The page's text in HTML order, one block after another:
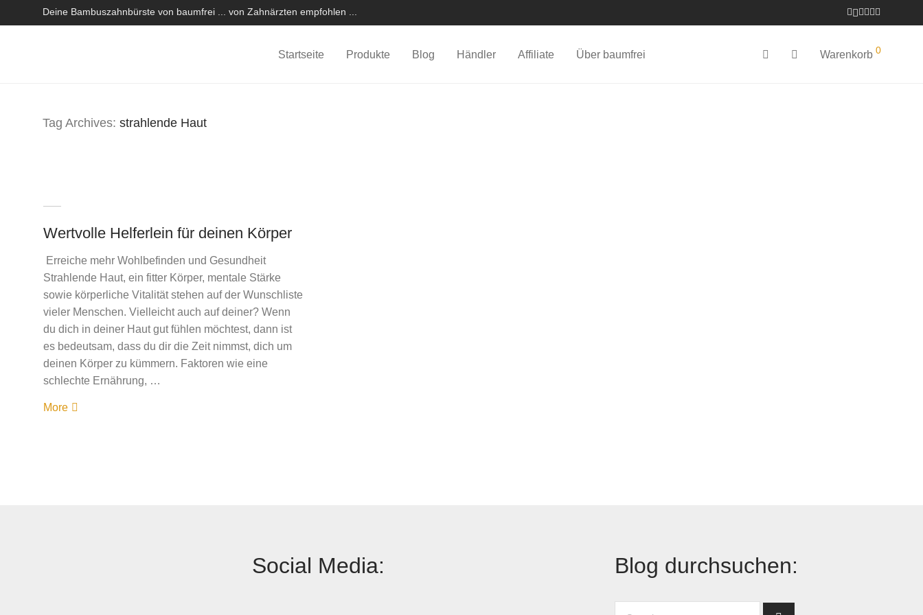
Deine Bambuszahnbürste von baumfrei ... von Zahnärzten empfohlen ...
Startseite Produkte Blog Händler Affiliate Über baumfrei Warenkorb 0
Tag Archives: strahlende Haut
Wertvolle Helferlein für deinen Körper
Erreiche mehr Wohlbefinden und Gesundheit
Strahlende Haut, ein fitter Körper, mentale Stärke
sowie körperliche Vitalität stehen auf der Wunschliste
vieler Menschen. Vielleicht auch auf deiner? Wenn
du dich in deiner Haut gut fühlen möchtest, dann ist
es bedeutsam, dass du dir die Zeit nimmst, dich um
deinen Körper zu kümmern. Faktoren wie eine
schlechte Ernährung, …
More
Social Media: Blog durchsuchen: